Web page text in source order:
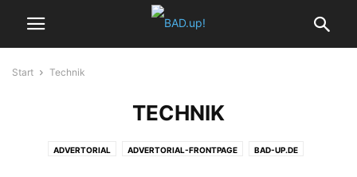
Start Technik
TECHNIK
ADVERTORIAL ADVERTORIAL-FRONTPAGE BAD-UP.DE